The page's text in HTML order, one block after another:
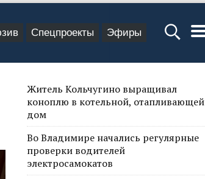
Спецпроекты Эфиры
Житель Кольчугино выращивал
коноплю в котельной, отапливающей
дом
Во Владимире начались регулярные
проверки водителей
электросамокатов